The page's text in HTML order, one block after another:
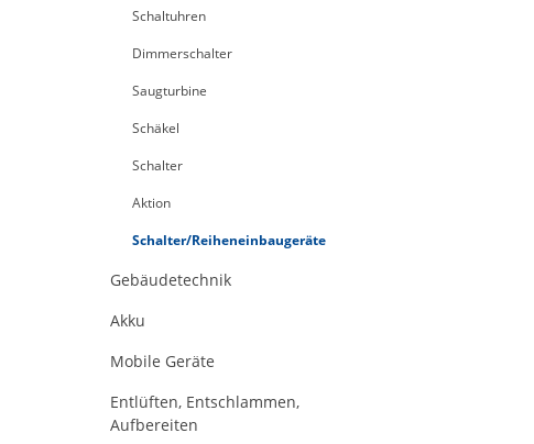
Schaltuhren
Dimmerschalter
Saugturbine
Schäkel
Schalter
Aktion
Schalter/Reiheneinbaugeräte
Gebäudetechnik
Akku
Mobile Geräte
Entlüften, Entschlammen,
Aufbereiten